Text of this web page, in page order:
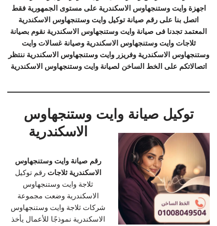
اجهزة وايت وستنجهاوس الاسكندرية على مستوى الجمهورية فقط
اتصل بنا على رقم صيانة توكيل وايت وستنجهاوس الاسكندرية
المعتمد تجدنا فى صيانة وايت وستنجهاوس الاسكندرية نقوم بصيانة
ثلاجات وايت وستنجهاوس الاسكندرية وصيانة غسالات وايت
وستنجهاوس الاسكندرية وفريزر وايت وستنجهاوس الاسكندرية ننتظر
اتصالاتكم على الخط الساخن لصيانة وايت وستنجهاوس الاسكندرية
توكيل صيانة وايت وستنجهاوس
الاسكندرية
رقم صيانة وايت وستنجهاوس
الاسكندرية ثلاجات رقم توكيل
ثلاجة وايت وستنجهاوس
الاسكندرية وضعت مجموعة
شركات ثلاجة وايت وستنجهاوس
الاسكندرية نموذجًا للأعمال يأخذ